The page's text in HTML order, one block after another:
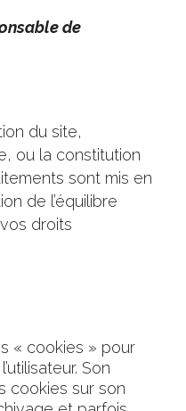
de
du site,
ou la constitution
sont mis en
de l’équilibre
droits
« cookies » pour
Son
cookies sur son